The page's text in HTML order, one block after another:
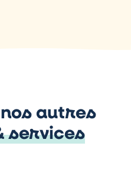
autres
services